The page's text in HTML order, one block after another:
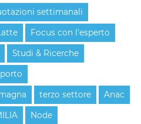
settimanali
Focus con l'esperto
Studi & Ricerche
terzo settore Anac
Node